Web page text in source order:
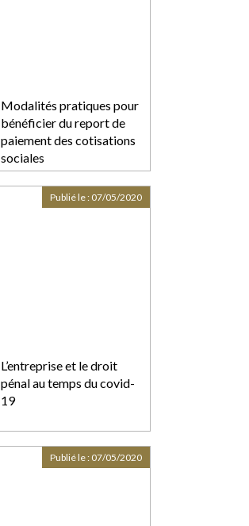
Modalités pratiques pour
bénéficier du report de
paiement des cotisations
sociales
L’entreprise et le droit
pénal au temps du covid-
19
Publié le : 07/05/2020
Publié le : 07/05/2020